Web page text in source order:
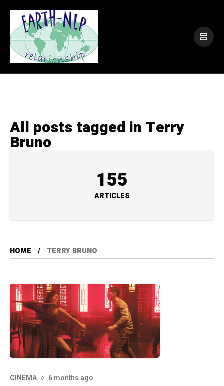
All posts tagged in Terry
Bruno
155
ARTICLES
HOME TERRY BRUNO
CINEMA 6 months ago